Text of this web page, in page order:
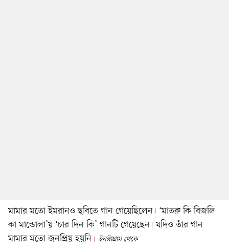
মামার মতো ইমরানও ছবিতে গান গেয়েছিলেন। ‘মাতরু কি বিজলি
কা মান্ডোলা’য় ‘চার দিন কি’ গানটি গেয়েছেন। যদিও তাঁর গান
মামার মতো জনপ্রিয় হয়নি
ইনস্টাগ্রাম থেকে